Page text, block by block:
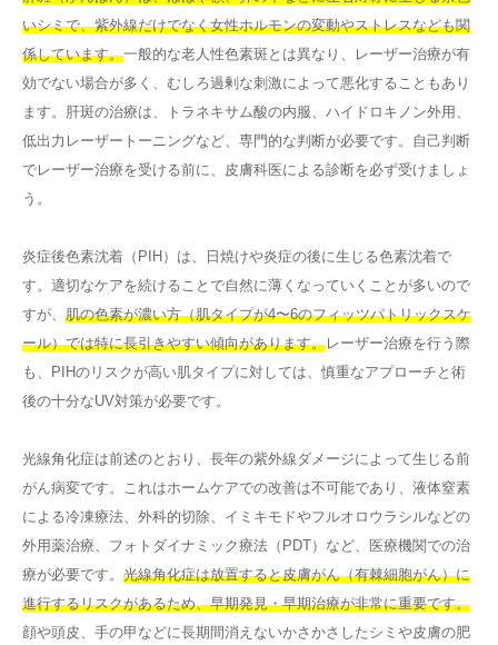
いシミで、紫外線だけでなく女性ホルモンの変動やストレスなども関
係しています。一般的な老人性色素斑とは異なり、レーザー治療が有
効でない場合が多く、むしろ過剰な刺激によって悪化することもあり
ます。肝斑の治療は、トラネキサム酸の内服、ハイドロキノン外用、
低出力レーザートーニングなど、専門的な判断が必要です。自己判断
でレーザー治療を受ける前に、皮膚科医による診断を必ず受けましょ
う。
炎症後色素沈着（PIH）は、日焼けや炎症の後に生じる色素沈着で
す。適切なケアを続けることで自然に薄くなっていくことが多いので
すが、 肌の色素が濃い方（肌タイプが4〜6のフィッツパトリックスケ
ール）では特に長引きやすい傾向があります。レーザー治療を行う際
も、PIHのリスクが高い肌タイプに対しては、慎重なアプローチと術
後の十分なUV対策が必要です。
光線角化症は前述のとおり、長年の紫外線ダメージによって生じる前
がん病変です。これはホームケアでの改善は不可能であり、液体窒素
による冷凍療法、外科的切除、イミキモドやフルオロウラシルなどの
外用薬治療、フォトダイナミック療法（PDT）など、医療機関での治
療が必要です。 光線角化症は放置すると皮膚がん（有棘細胞がん）に
進行するリスクがあるため、早期発見・早期治療が非常に重要です。
顔や頭皮、手の甲などに長期間消えないかさかさしたシミや皮膚の肥